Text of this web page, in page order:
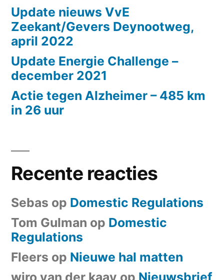
Update nieuws VvE
Zeekant/Gevers Deynootweg,
april 2022
Update Energie Challenge –
december 2021
Actie tegen Alzheimer – 485 km
in 26 uur
Recente reacties
Sebas op Domestic Regulations
Tom Gulman op Domestic
Regulations
Fleers op Nieuwe hal matten
wiro van der kaay op Nieuwsbrief